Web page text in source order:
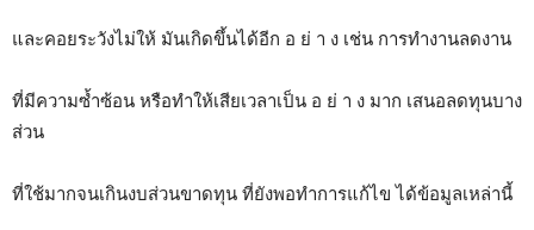
และคอยระวังไม่ให้ มันเกิดขึ้นได้อีก อ ย่ า ง เช่น การทำงานลดงาน
ที่มีความซ้ำซ้อน หรือทำให้เสียเวลาเป็น อ ย่ า ง มาก เสนอลดทุนบาง
ส่วน
ที่ใช้มากจนเกินงบส่วนขาดทุน ที่ยังพอทำการแก้ไข ได้ข้อมูลเหล่านี้